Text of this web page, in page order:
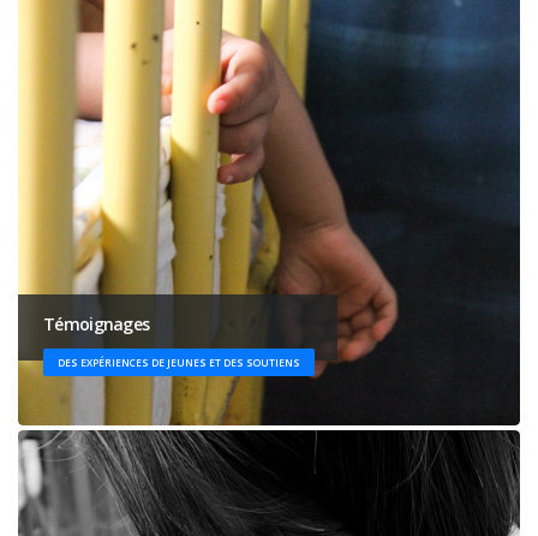
Témoignages
DES EXPÉRIENCES DE JEUNES ET DES SOUTIENS